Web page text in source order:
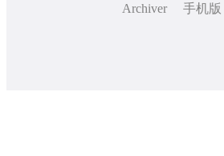
Archiver
手机版